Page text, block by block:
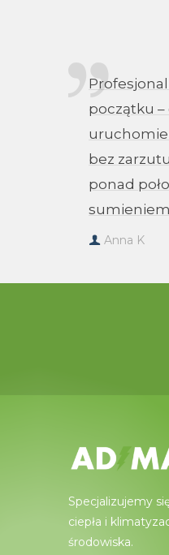
początku
bez
ponad
Anna K
Specjalizujemy
ciepła i
środowiska.